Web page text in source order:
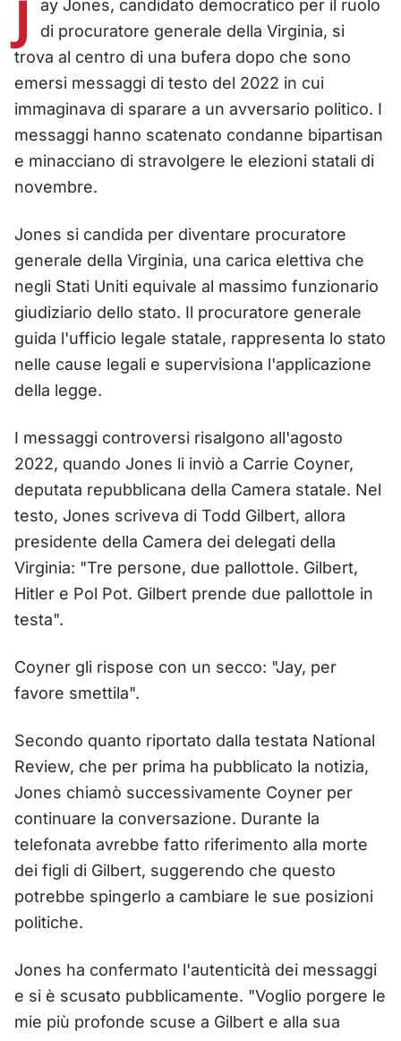
J
ay Jones, candidato democratico per il ruolo
di procuratore generale della Virginia, si
trova al centro di una bufera dopo che sono
emersi messaggi di testo del 2022 in cui
immaginava di sparare a un avversario politico. I
messaggi hanno scatenato condanne bipartisan
e minacciano di stravolgere le elezioni statali di
novembre.
Jones si candida per diventare procuratore
generale della Virginia, una carica elettiva che
negli Stati Uniti equivale al massimo funzionario
giudiziario dello stato. Il procuratore generale
guida l'ufficio legale statale, rappresenta lo stato
nelle cause legali e supervisiona l'applicazione
della legge.
I messaggi controversi risalgono all'agosto
2022, quando Jones li inviò a Carrie Coyner,
deputata repubblicana della Camera statale. Nel
testo, Jones scriveva di Todd Gilbert, allora
presidente della Camera dei delegati della
Virginia: "Tre persone, due pallottole. Gilbert,
Hitler e Pol Pot. Gilbert prende due pallottole in
testa".
Coyner gli rispose con un secco: "Jay, per
favore smettila".
Secondo quanto riportato dalla testata National
Review, che per prima ha pubblicato la notizia,
Jones chiamò successivamente Coyner per
continuare la conversazione. Durante la
telefonata avrebbe fatto riferimento alla morte
dei figli di Gilbert, suggerendo che questo
potrebbe spingerlo a cambiare le sue posizioni
politiche.
Jones ha confermato l'autenticità dei messaggi
e si è scusato pubblicamente. "Voglio porgere le
mie più profonde scuse a Gilbert e alla sua